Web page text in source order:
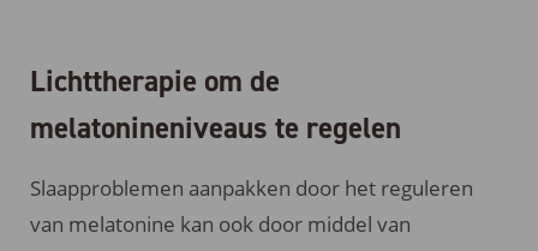
Lichttherapie om de
melatonineniveaus te regelen
Slaapproblemen aanpakken door het reguleren
van melatonine kan ook door middel van